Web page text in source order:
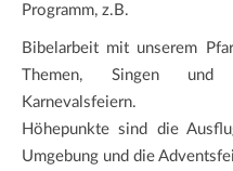
Programm, z.B.
Bibelarbeit mit unserem
Themen, Singen und
Karnevalsfeiern.
Höhepunkte sind die
Umgebung und die